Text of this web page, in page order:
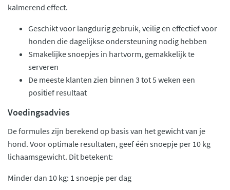
kalmerend effect.
Geschikt voor langdurig gebruik, veilig en effectief voor
honden die dagelijkse ondersteuning nodig hebben
Smakelijke snoepjes in hartvorm, gemakkelijk te
serveren
De meeste klanten zien binnen 3 tot 5 weken een
positief resultaat
Voedingsadvies
De formules zijn berekend op basis van het gewicht van je
hond. Voor optimale resultaten, geef één snoepje per 10 kg
lichaamsgewicht. Dit betekent:
Minder dan 10 kg: 1 snoepje per dag